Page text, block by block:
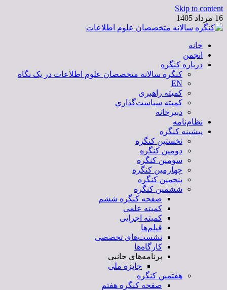
Skip to content
16 مرداد 1405
کنگره سالانه متخصصان علوم اطلاعات
خانه
انجمن
درباره کنگره
کنگره سالانه متخصصان علوم اطلاعات در یک نگاه
EN
کمیته راهبری
کمیته سیاست‌گذاری
دبیرخانه
نظام‌نامه
پیشینه کنگره
نخستین کنگره
دومین کنگره
سومین کنگره
چهارمین کنگره
پنجمین کنگره
ششمین کنگره
صفحه کنگره ششم
کمیته علمی
کمیته اجرایی
فیلم‌ها
نشست‌های تخصصی
کارگاه‌ها
برنامه‌های جانبی
جایزه ملی
هفتمین کنگره
صفحه کنگره هفتم